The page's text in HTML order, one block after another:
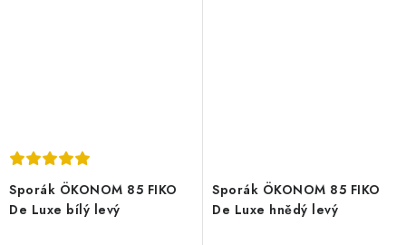
Sporák ÖKONOM 85 FIKO
De Luxe bílý levý
Sporák ÖKONOM 85 FIKO
De Luxe hnědý levý